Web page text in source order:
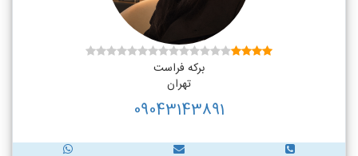
برکه فراست
تهران
09043143891